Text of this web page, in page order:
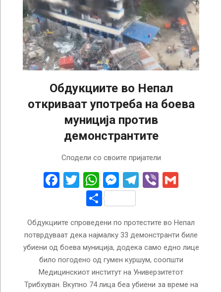
Обдукциите во Непал
откриваат употреба на боева
муниција против
демонстрантите
Сподели со своите пријатели
Facebook
Twitter
WhatsApp
Messenger
Telegram
Viber
Share
Обдукциите спроведени по протестите во Непал
потврдуваат дека најмалку 33 демонстранти биле
убиени од боева муниција, додека само едно лице
било погодено од гумен куршум, соопшти
Медицинскиот институт на Универзитетот
Трибхуван. Вкупно 74 лица беа убиени за време на